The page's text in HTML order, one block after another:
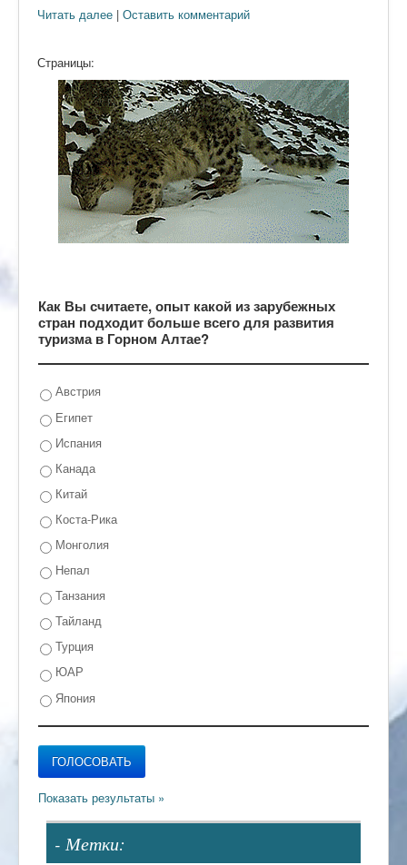
Читать далее | Оставить комментарий
Страницы:
Как Вы считаете, опыт какой из зарубежных
стран подходит больше всего для развития
туризма в Горном Алтае?
Австрия
Египет
Испания
Канада
Китай
Коста-Рика
Монголия
Непал
Танзания
Тайланд
Турция
ЮАР
Япония
- Метки: